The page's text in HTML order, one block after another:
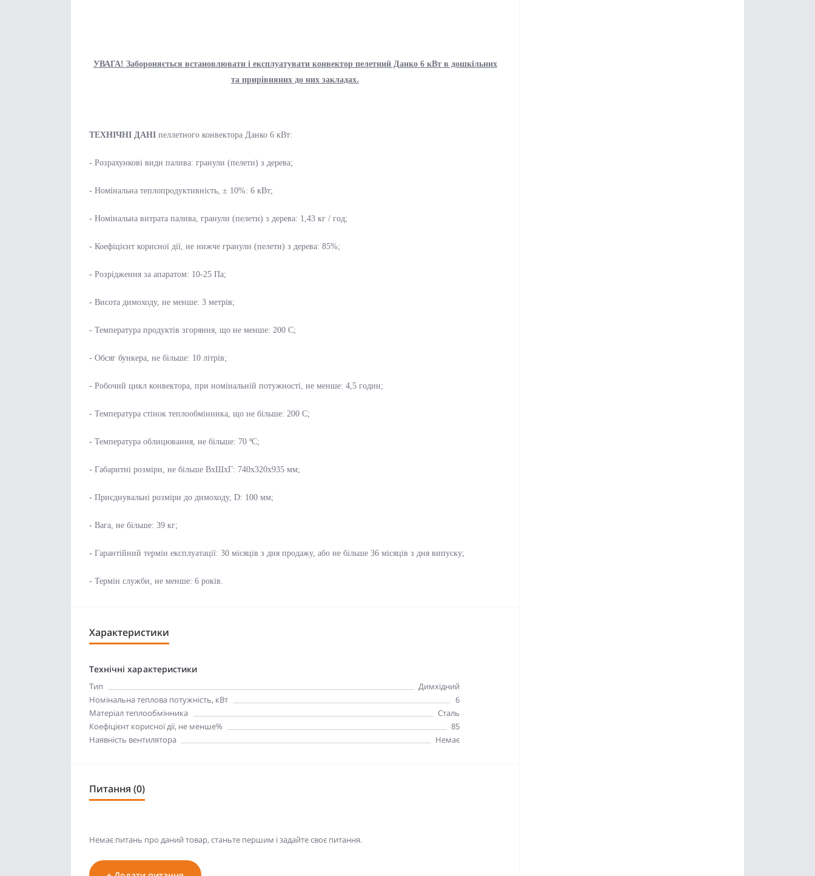
УВАГА! Забороняється встановлювати і експлуатувати конвектор пелетний Данко 6 кВт в дошкільних
та прирівняних до них закладах.
ТЕХНІЧНІ ДАНІ пеллетного конвектора Данко 6 кВт:
- Розрахункові види палива: гранули (пелети) з дерева;
- Номінальна теплопродуктивність, ± 10%: 6 кВт;
- Номінальна витрата палива, гранули (пелети) з дерева: 1,43 кг / год;
- Коефіцієнт корисної дії, не нижче гранули (пелети) з дерева: 85%;
- Розрідження за апаратом: 10-25 Па;
- Висота димоходу, не менше: 3 метрів;
- Температура продуктів згоряння, що не менше: 200 С;
- Обсяг бункера, не більше: 10 літрів;
- Робочий цикл конвектора, при номінальній потужності, не менше: 4,5 годин;
- Температура стінок теплообмінника, що не більше: 200 С;
- Температура облицювання, не більше: 70 ºС;
- Габаритні розміри, не більше ВхШхГ: 740х320х935 мм;
- Приєднувальні розміри до димоходу, D: 100 мм;
- Вага, не більше: 39 кг;
- Гарантійний термін експлуатації: 30 місяців з дня продажу, або не більше 36 місяців з дня випуску;
- Термін служби, не менше: 6 років.
Характеристики
Технічні характеристики
Тип
Димхідний
Номінальна теплова потужність, кВт
6
Матеріал теплообмінника
Сталь
Коефіцієнт корисної дії, не менше%
85
Наявність вентилятора
Немає
Питання (0)
Немає питань про даний товар, станьте першим і задайте своє питання.